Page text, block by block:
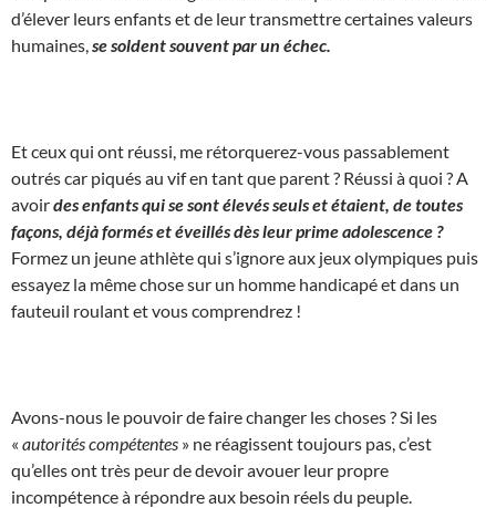
d’élever leurs enfants et de leur transmettre certaines valeurs
humaines, se soldent souvent par un échec.
Et ceux qui ont réussi, me rétorquerez-vous passablement
outrés car piqués au vif en tant que parent ? Réussi à quoi ? A
avoirdes enfants qui se sont élevés seuls et étaient, de toutes
façons, déjà formés et éveillés dès leur prime adolescence ?
Formez un jeune athlète qui s’ignore aux jeux olympiques puis
essayez la même chose sur un homme handicapé et dans un
fauteuil roulant et vous comprendrez !
Avons-nous le pouvoir de faire changer les choses ? Si les
« autorités compétentes » ne réagissent toujours pas, c’est
qu’elles ont très peur de devoir avouer leur propre
incompétence à répondre aux besoin réels du peuple.